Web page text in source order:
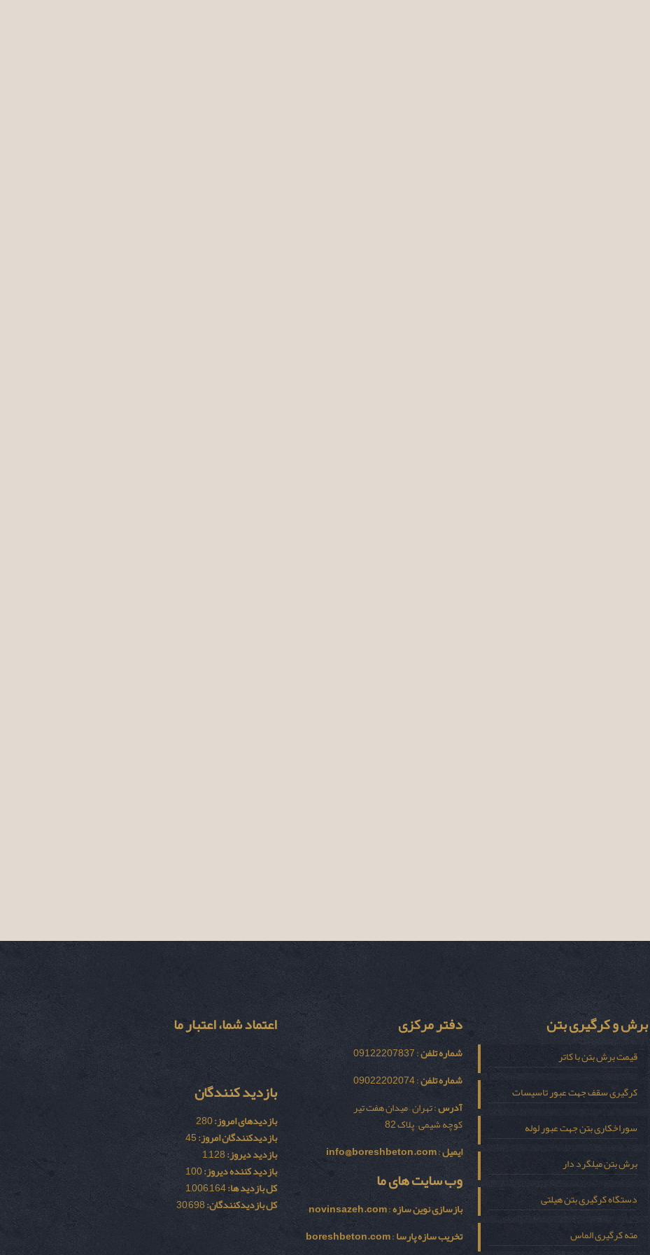
برش و کرگیری بتن
قیمت برش بتن با کاتر
کرگیری سقف جهت عبور تاسیسات
سوراخکاری بتن جهت عبور لوله
برش بتن میلگرد دار
دستگاه کرگیری بتن هیلتی
مته کرگیری الماس
دفتر مرکزی
شماره تلفن: 09122207837
شماره تلفن: 09022202074
آدرس: تهران – میدان هفت تیر
کوچه شیمی – پلاک 82
ایمیل:
info@boreshbeton.com
وب سایت های ما
بازسازی نوين سازه:
novinsazeh.com
تخریب سازه پارسا:
boreshbeton.com
اعتماد شما، اعتبار ما
بازدید کنندگان
بازدیدهای امروز:280
بازدیدکنندگان امروز:45
بازدید دیروز:1,128
بازدید کننده دیروز:100
کل بازدید ها:1,006,164
کل بازدیدکنند‌گان:30,698